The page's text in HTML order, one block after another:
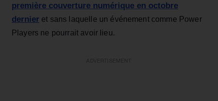
première couverture numérique en octobre
dernier et sans laquelle un événement comme Power
Players ne pourrait avoir lieu.